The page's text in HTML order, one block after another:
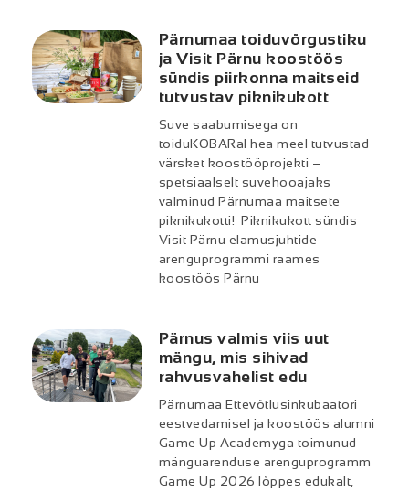
Pärnumaa toiduvõrgustiku
ja Visit Pärnu koostöös
sündis piirkonna maitseid
tutvustav piknikukott
Suve saabumisega on
toiduKOBARal hea meel tutvustad
värsket koostööprojekti –
spetsiaalselt suvehooajaks
valminud Pärnumaa maitsete
piknikukotti! Piknikukott sündis
Visit Pärnu elamusjuhtide
arenguprogrammi raames
koostöös Pärnu
Pärnus valmis viis uut
mängu, mis sihivad
rahvusvahelist edu
Pärnumaa Ettevõtlusinkubaatori
eestvedamisel ja koostöös alumni
Game Up Academyga toimunud
mänguarenduse arenguprogramm
Game Up 2026 lõppes edukalt,